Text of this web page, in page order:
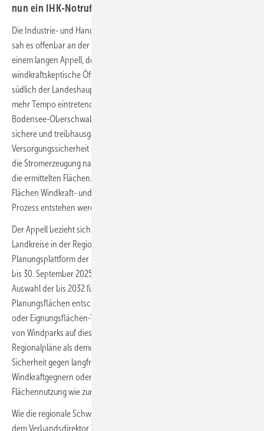
nun ein IHK-Notruf aus Oberschwaben.
Die Industrie- und Handelskammer (IHK) Bodensee-Oberschwaben
sah es offenbar an der Zeit, die Zeit des Zuschauens zu beenden. In
einem langen Appell, der sich offenbar zugleich an die
windkraftskeptische Öffentlichkeit in dem konservativen Landstrich
südlich der Landeshauptstadt Stuttgart und an die nur zaghaft für
mehr Tempo eintretende Landesregierung wandte, drängt die IHK
Bodensee-Oberschwaben nun: „Das ist zwingend notwendig, für eine
sichere und treibhausgasneutrale Versorgung und
Versorgungssicherheit unserer Region. Dabei ist es von Vorteil, wenn
die Stromerzeugung nahe am Verbraucher ist. Daher befürworten wir
die ermittelten Flächen. Zu bezweifeln wird jedoch sein, ob auf allen
Flächen Windkraft- und Photovoltaik-Freiflächenanlagen im weiteren
Prozess entstehen werden.“
Der Appell bezieht sich auf die sogenannte Regionalplanung der drei
Landkreise in der Region. Der als Netzwerk und demokratische
Planungsplattform der Kommunen fungierende Regionalverband will
bis 30. September 2025, in einem Jahr also, endgültig über die
Auswahl der bis 2032 für die Windkraft freizugebenden
Planungsflächen entschieden haben. Regionalpläne sehen Vorrang-
oder Eignungsflächen-Teilpläne für die Windkraft vor, die den Ausbau
von Windparks auf diese Flächen beschränkt. Zugleich schaffen die
Regionalpläne als demokratisch ermittelte Planungsgrundlage auch
Sicherheit gegen langfristigen Rechtsstreit aufgrund von Klagen durch
Windkraftgegnern oder gegen konkurrierende Interessen an der
Flächennutzung wie zum Beispiel durch den Tourismus.
Wie die regionale Schwäbische Zeitung nun aus einem Interview mit
dem Verbandsdirektor Wolfgang Heine des Regionalverbands